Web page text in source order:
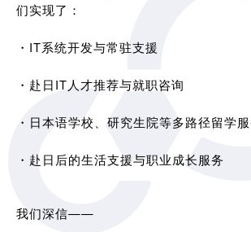
们实现了：
・IT系统开发与常驻支援
・赴日IT人才推荐与就职咨询
・日本语学校、研究生院等多路径留学
・赴日后的生活支援与职业成长服务
我们深信——